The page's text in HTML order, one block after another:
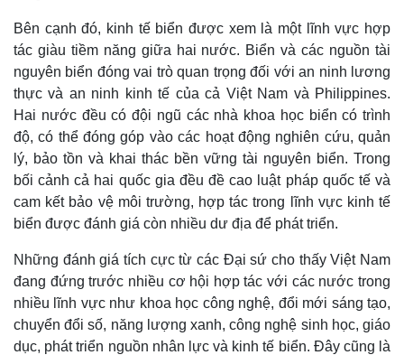
Bên cạnh đó, kinh tế biển được xem là một lĩnh vực hợp
tác giàu tiềm năng giữa hai nước. Biển và các nguồn tài
nguyên biển đóng vai trò quan trọng đối với an ninh lương
thực và an ninh kinh tế của cả Việt Nam và Philippines.
Hai nước đều có đội ngũ các nhà khoa học biển có trình
độ, có thể đóng góp vào các hoạt động nghiên cứu, quản
lý, bảo tồn và khai thác bền vững tài nguyên biển. Trong
bối cảnh cả hai quốc gia đều đề cao luật pháp quốc tế và
cam kết bảo vệ môi trường, hợp tác trong lĩnh vực kinh tế
biển được đánh giá còn nhiều dư địa để phát triển.
Những đánh giá tích cực từ các Đại sứ cho thấy Việt Nam
đang đứng trước nhiều cơ hội hợp tác với các nước trong
nhiều lĩnh vực như khoa học công nghệ, đổi mới sáng tạo,
chuyển đổi số, năng lượng xanh, công nghệ sinh học, giáo
dục, phát triển nguồn nhân lực và kinh tế biển. Đây cũng là